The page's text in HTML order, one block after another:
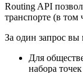
Routing API
транспорте (в
За один запрос вы
Для
набора